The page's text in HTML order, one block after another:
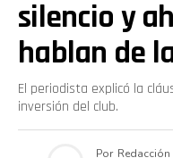
silencio y
hablan de
El periodista explicó la
inversión del club.
Por